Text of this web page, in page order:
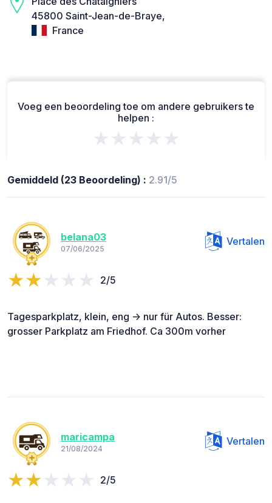
45800 Saint-Jean-de-Braye,
France
Voeg een beoordeling toe om andere gebruikers te
helpen :
★★★★★
Gemiddeld (23 Beoordeling) : 2.91/5
belana03
07/06/2025
Vertalen
2/5
Tagesparkplatz, klein, eng -> nur für Autos. Besser:
grosser Parkplatz am Friedhof. Ca 300m vorher
maricampa
21/08/2024
Vertalen
2/5